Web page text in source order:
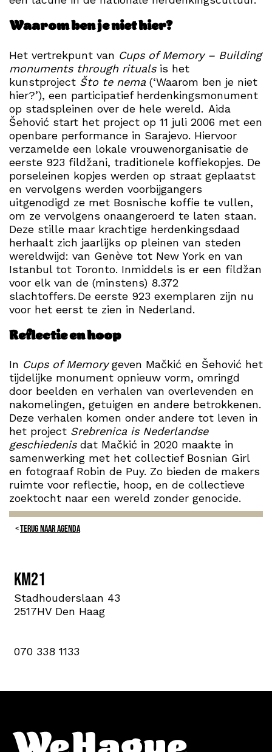
Waarom ben je niet hier?
Het vertrekpunt van Cups of Memory – Building
monuments through ritualsis het
kunstproject Što te nema (‘Waarom ben je niet
hier?’), een participatief herdenkingsmonument
op stadspleinen over de hele wereld. Aida
Šehović start het project op 11 juli 2006 met een
openbare performance in Sarajevo. Hiervoor
verzamelde een lokale vrouwenorganisatie de
eerste 923 fildžani, traditionele koffiekopjes. De
porseleinen kopjes werden op straat geplaatst
en vervolgens werden voorbijgangers
uitgenodigd ze met Bosnische koffie te vullen,
om ze vervolgens onaangeroerd te laten staan.
Deze stille maar krachtige herdenkingsdaad
herhaalt zich jaarlijks op pleinen van steden
wereldwijd: van Genève tot New York en van
Istanbul tot Toronto. Inmiddels is er een fildžan
voor elk van de (minstens) 8.372
slachtoffers. De eerste 923 exemplaren zijn nu
voor het eerst te zien in Nederland.
Reflectie en hoop
In Cups of Memorygeven Mačkić en Šehović het
tijdelijke monument opnieuw vorm, omringd
door beelden en verhalen van overlevenden en
nakomelingen, getuigen en andere betrokkenen.
Deze verhalen komen onder andere tot leven in
het project Srebrenica is Nederlandse
geschiedenisdat Mačkić in 2020 maakte in
samenwerking met het collectief Bosnian Girl
en fotograaf Robin de Puy. Zo bieden de makers
ruimte voor reflectie, hoop, en de collectieve
zoektocht naar een wereld zonder genocide.
TERUG NAAR AGENDA
KM21
Stadhouderslaan 43
2517HV Den Haag
070 338 1133